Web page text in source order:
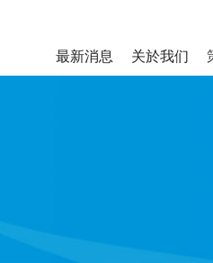
最新消息 关於我们